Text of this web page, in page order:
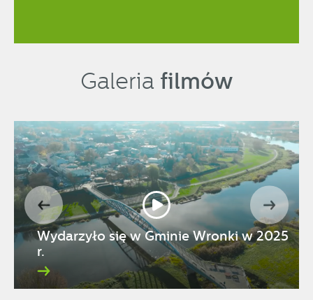
Galeria filmów
Wydarzyło się w Gminie Wronki w 2025
r.